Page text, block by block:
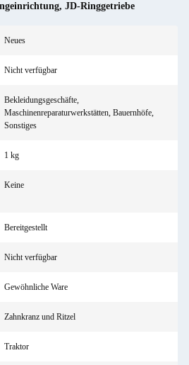
, JD-Ringgetriebe
Neues
Nicht verfügbar
Bekleidungsgeschäfte,
Maschinenreparaturwerkstätten, Bauernhöfe,
Sonstiges
1 kg
Keine
Bereitgestellt
Nicht verfügbar
Gewöhnliche Ware
Zahnkranz und Ritzel
Traktor